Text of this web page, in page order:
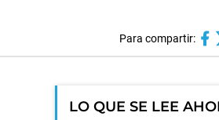
Para compartir:
LO QUE SE LEE